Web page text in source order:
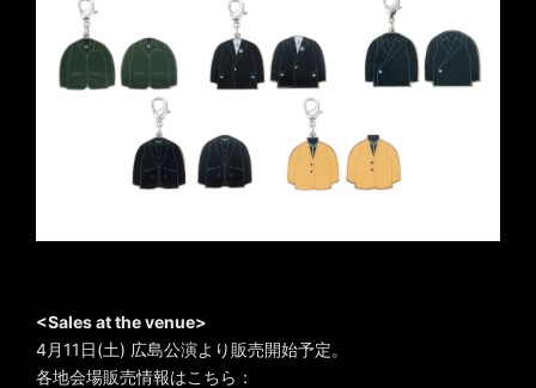
<Sales at the venue>
4月11日(土) 広島公演より販売開始予定。
各地会場販売情報はこちら：